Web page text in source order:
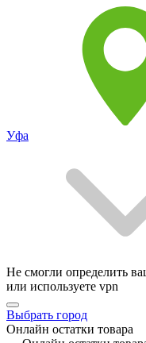
Уфа
Не смогли определить
или используете vpn
Выбрать город
Онлайн остатки товара